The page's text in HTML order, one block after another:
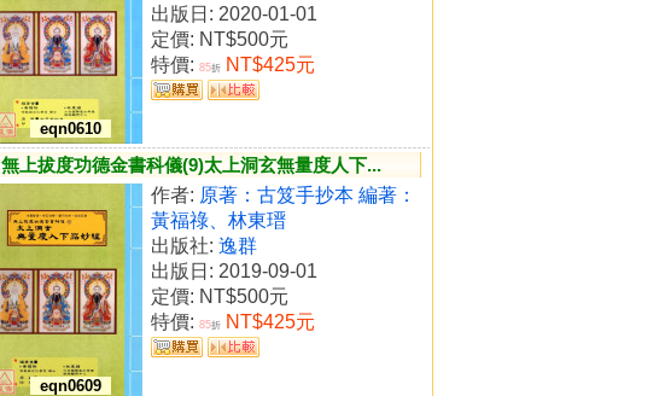
eqn0610
出版日: 2020-01-01
定價: NT$500元
特價: 85折 NT$425元
無上拔度功德金書科儀(9)太上洞玄無量度人下...
eqn0609
作者: 原著：古笈手抄本 編著：
黃福祿、林東瑨
出版社: 逸群
出版日: 2019-09-01
定價: NT$500元
特價: 85折 NT$425元